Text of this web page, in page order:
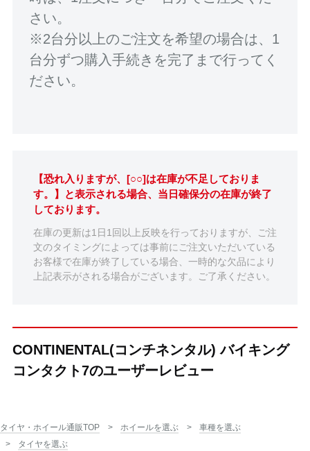
さい。
※2台分以上のご注文を希望の場合は、1
台分ずつ購入手続きを完了まで行ってく
ださい。
【恐れ入りますが、[○○]は在庫が不足しておりま
す。】と表示される場合、当日確保分の在庫が終了
しております。
在庫の更新は1日1回以上反映を行っておりますが、ご注
文のタイミングによっては事前にご注文いただいている
お客様で在庫が終了している場合、一時的な欠品により
上記表示がされる場合がございます。ご了承ください。
CONTINENTAL(コンチネンタル) バイキング
コンタクト7のユーザーレビュー
タイヤ・ホイール通販TOP ホイールを選ぶ
車種を選ぶ
タイヤを選ぶ